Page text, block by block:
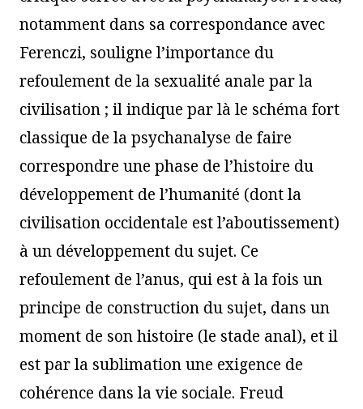
notamment dans sa correspondance avec
Ferenczi, souligne l’importance du
refoulement de la sexualité anale par la
civilisation ; il indique par là le schéma fort
classique de la psychanalyse de faire
correspondre une phase de l’histoire du
développement de l’humanité (dont la
civilisation occidentale est l’aboutissement)
à un développement du sujet. Ce
refoulement de l’anus, qui est à la fois un
principe de construction du sujet, dans un
moment de son histoire (le stade anal), et il
est par la sublimation une exigence de
cohérence dans la vie sociale. Freud